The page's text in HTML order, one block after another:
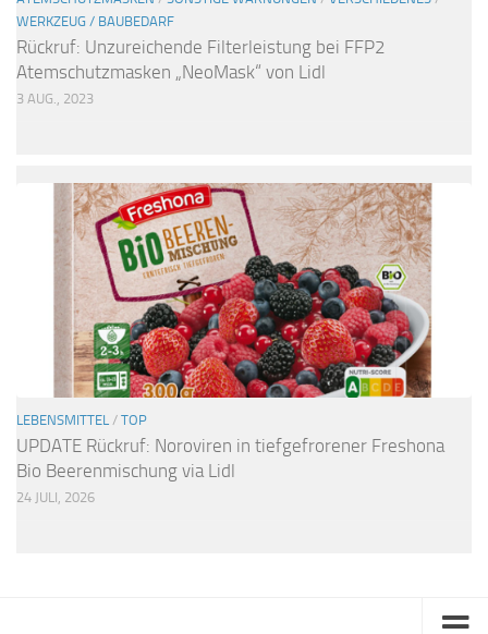
WERKZEUG / BAUBEDARF
Rückruf: Unzureichende Filterleistung bei FFP2
Atemschutzmasken „NeoMask“ von Lidl
3 AUG., 2023
LEBENSMITTEL / TOP
UPDATE Rückruf: Noroviren in tiefgefrorener Freshona
Bio Beerenmischung via Lidl
24 JULI, 2026